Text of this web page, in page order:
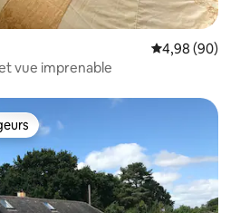
Évaluation
4,98 (90)
vue imprenable
les plus appréciés